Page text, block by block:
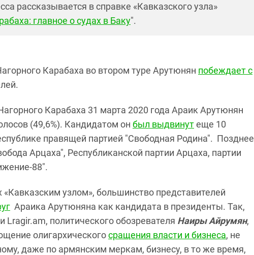
рассказывается в справке «Кавказского узла»
главное о судах в Баку".
Карабаха во втором туре Арутюнян побеждает с
Карабаха 31 марта 2020 года Араик Арутюнян
(49,6%). Кандидатом он был выдвинутеще 10
правящей партией "Свободная Родина". Позднее
Арцаха", Республиканской партии Арцаха, партии
88".
узлом», большинство представителей
Араика Арутюняна как кандидата в президенты. Так,
политического обозревателя Наиры Айрумян,
олигархическогосращения власти и бизнеса, не
даже по армянским меркам, бизнесу, в то же время,